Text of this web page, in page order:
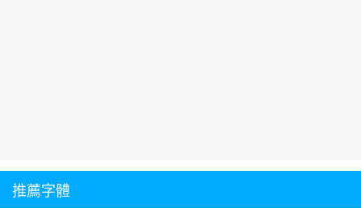
推薦字體